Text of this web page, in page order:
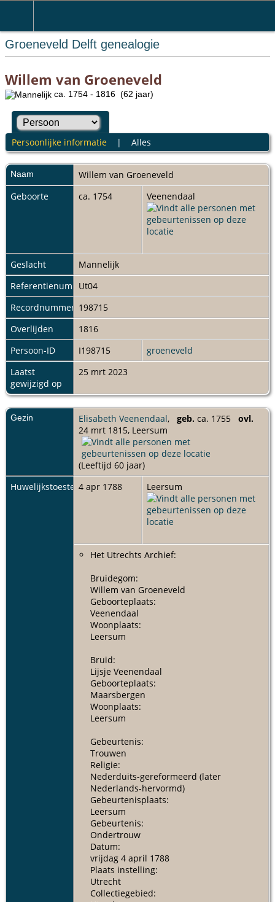
Groeneveld Delft genealogie
Willem van Groeneveld
ca. 1754 - 1816 (62 jaar)
Persoonlijke informatie| Alles
Naam Willem van Groeneveld
Geboorte
ca. 1754 Veenendaal
Geslacht
Mannelijk
ReferentienummerUt04
Recordnummer 198715
Overlijden
1816
Persoon-ID
I198715
groeneveld
Laatst
gewijzigd op
25 mrt 2023
Gezin Elisabeth Veenendaal, geb. ca. 1755 ovl.
24 mrt 1815, Leersum
(Leeftijd 60 jaar)
Huwelijkstoestemming
4 apr 1788 Leersum
Het Utrechts Archief:
Bruidegom:
Willem van Groeneveld
Geboorteplaats:
Veenendaal
Woonplaats:
Leersum
Bruid:
Lijsje Veenendaal
Geboorteplaats:
Maarsbergen
Woonplaats:
Leersum
Gebeurtenis:
Trouwen
Religie:
Nederduits-gereformeerd (later
Nederlands-hervormd)
Gebeurtenisplaats:
Leersum
Gebeurtenis:
Ondertrouw
Datum:
vrijdag 4 april 1788
Plaats instelling:
Utrecht
Collectiegebied: